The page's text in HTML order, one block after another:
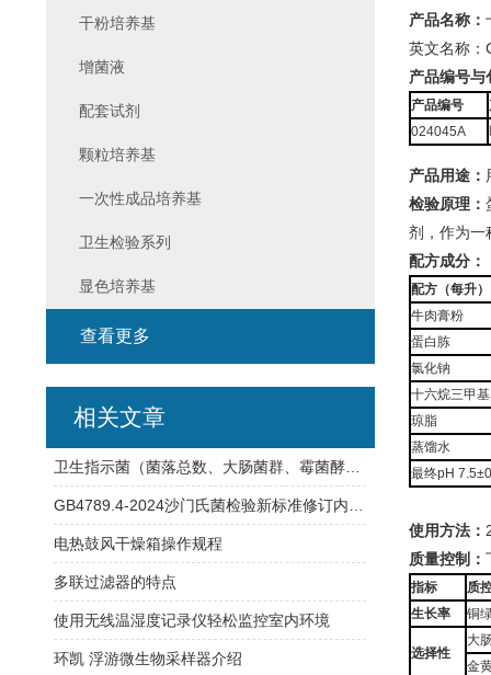
产品名称：
英文名称：
产品编号与
产品编号
024045A
产品用途：
检验原理：
剂，作为一
配方成分：
配方（每升）
牛肉膏粉
蛋白胨
氯化钠
十六烷三甲
琼脂
蒸馏水
最终pH
使用方法：
质量控制：
指标
质
生长率
铜
选择性
大
金
干粉培养基
增菌液
配套试剂
颗粒培养基
一次性成品培养基
卫生检验系列
显色培养基
查看更多
相关文章
电热鼓风干燥箱操作规程
多联过滤器的特点
使用无线温湿度记录仪轻松监控室内环境
环凯 浮游微生物采样器介绍